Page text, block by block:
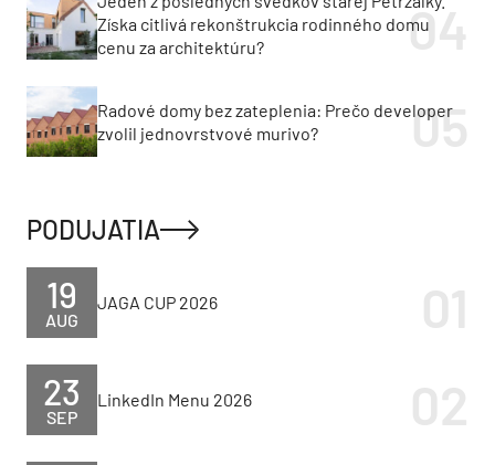
Získa citlivá rekonštrukcia rodinného domu
cenu za architektúru?
Radové domy bez zateplenia: Prečo developer
zvolil jednovrstvové murivo?
PODUJATIA
AUG
19 JAGA CUP 2026
SEP
23 LinkedIn Menu 2026